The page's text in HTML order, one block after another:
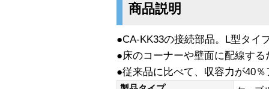
商品説明
●CA-KK33の接続部品。L型タイ
●床のコーナーや壁面に配線す
●従来品に比べて、収容力が40